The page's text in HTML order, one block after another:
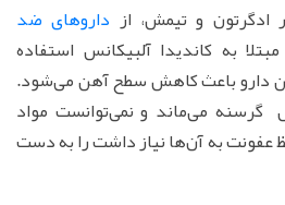
ادگرتون و تیمش، از داروهای ضد
به کاندیدا آلبیکانس استفاده
دارو باعث کاهش سطح آهن می‌شود.
گرسنه می‌ماند و نمی‌توانست مواد
عفونت به آن‌ها نیاز داشت را به دست